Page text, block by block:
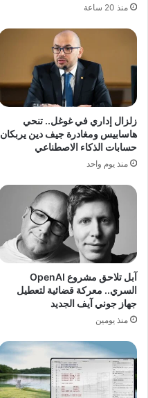
منذ 20 ساعة
زلزال إداري في غوغل.. تنحي
هاسابيس ومغادرة جيف دين يربكان
حسابات الذكاء الاصطناعي
منذ يوم واحد
آبل تلاحق مشروع OpenAI
السري.. معركة قضائية لتعطيل
جهاز جوني آيف الجديد
منذ يومين